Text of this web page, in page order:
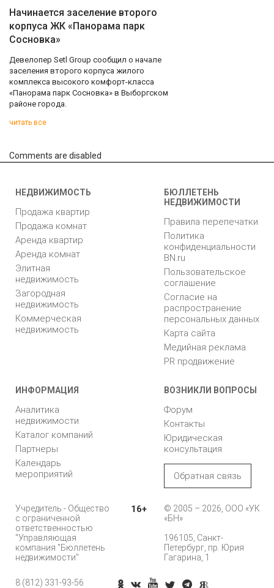
Начинается заселение второго
корпуса ЖК «Панорама парк
Сосновка»
Девелопер Setl Group сообщил о начале
заселения второго корпуса жилого
комплекса высокого комфорт-класса
«Панорама парк Сосновка» в Выборгском
районе города.
читать все
Comments are disabled
НЕДВИЖИМОСТЬ
Продажа квартир
Продажа комнат
Аренда квартир
Аренда комнат
Элитная
недвижимость
Загородная
недвижимость
Коммерческая
недвижимость
БЮЛЛЕТЕНЬ
НЕДВИЖИМОСТИ
Правила перепечатки
Политика
конфиденциальности
BN.ru
Пользовательское
соглашение
Согласие на
распространение
персональных данных
Карта сайта
Медийная реклама
PR продвижение
ИНФОРМАЦИЯ
Аналитика
недвижимости
Каталог компаний
Партнеры
Календарь
мероприятий
ВОЗНИКЛИ ВОПРОСЫ
Форум
Контакты
Юридическая
консультация
Обратная связь
Учредитель - Общество
с ограниченной
ответственностью
"Управляющая
компания "Бюллетень
недвижимости"
16+
© 2005 – 2026, ООО «УК
«БН»
196105, Санкт-
Петербург, пр. Юрия
Гагарина, 1
8 (812) 331-93-56